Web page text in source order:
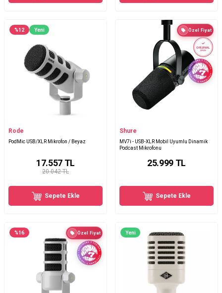
%12 Yeni
Rode
PodMic USB/XLR Mikrofon / Beyaz
20.042 TL
17.557TL
Sepete Ekle
Özel Fiyat
ORİJİNAL
ÜRÜN
Shure
MV7i - USB-XLR Mobil Uyumlu Dinamik
Podcast Mikrofonu
25.999TL
Sepete Ekle
%16 Özel Fiyat Yeni